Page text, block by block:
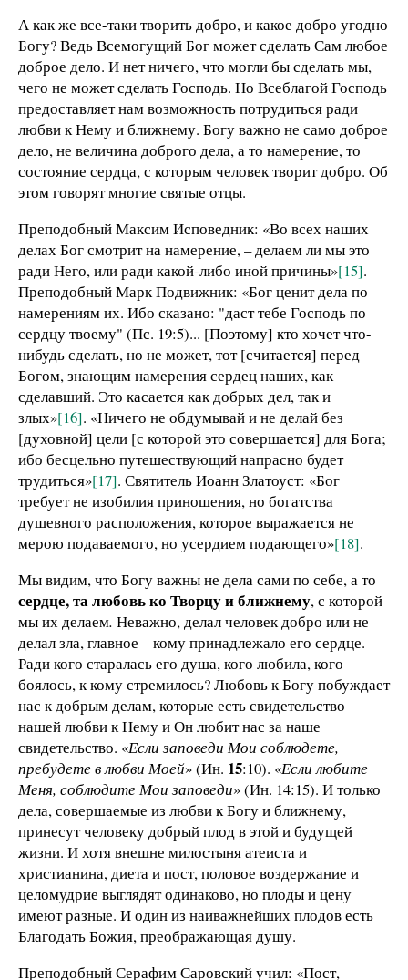
А как же все-таки творить добро, и какое добро угодно
Богу? Ведь Всемогущий Бог может сделать Сам любое
доброе дело. И нет ничего, что могли бы сделать мы,
чего не может сделать Господь. Но Всеблагой Господь
предоставляет нам возможность потрудиться ради
любви к Нему и ближнему. Богу важно не само доброе
дело, не величина доброго дела, а то намерение, то
состояние сердца, с которым человек творит добро. Об
этом говорят многие святые отцы.
Преподобный Максим Исповедник: «Во всех наших
делах Бог смотрит на намерение, – делаем ли мы это
ради Него, или ради какой-либо иной причины»[15].
Преподобный Марк Подвижник: «Бог ценит дела по
намерениям их. Ибо сказано: "даст тебе Господь по
сердцу твоему" (Пс. 19:5)... [Поэтому] кто хочет что-
нибудь сделать, но не может, тот [считается] перед
Богом, знающим намерения сердец наших, как
сделавший. Это касается как добрых дел, так и
злых»[16]. «Ничего не обдумывай и не делай без
[духовной] цели [с которой это совершается] для Бога;
ибо бесцельно путешествующий напрасно будет
трудиться»[17]. Святитель Иоанн Златоуст: «Бог
требует не изобилия приношения, но богатства
душевного расположения, которое выражается не
мерою подаваемого, но усердием подающего»[18].
Мы видим, что Богу важны не дела сами по себе, а то
сердце, та любовь ко Творцу и ближнему, с которой
мы их делаем. Неважно, делал человек добро или не
делал зла, главное – кому принадлежало его сердце.
Ради кого старалась его душа, кого любила, кого
боялось, к кому стремилось? Любовь к Богу побуждает
нас к добрым делам, которые есть свидетельство
нашей любви к Нему и Он любит нас за наше
свидетельство. «Если заповеди Мои соблюдете,
пребудете в любви Моей» (Ин. 15:10). «Если любите
Меня, соблюдите Мои заповеди» (Ин. 14:15). И только
дела, совершаемые из любви к Богу и ближнему,
принесут человеку добрый плод в этой и будущей
жизни. И хотя внешне милостыня атеиста и
христианина, диета и пост, половое воздержание и
целомудрие выглядят одинаково, но плоды и цену
имеют разные. И один из наиважнейших плодов есть
Благодать Божия, преображающая душу.
Преподобный Серафим Саровский учил: «Пост,